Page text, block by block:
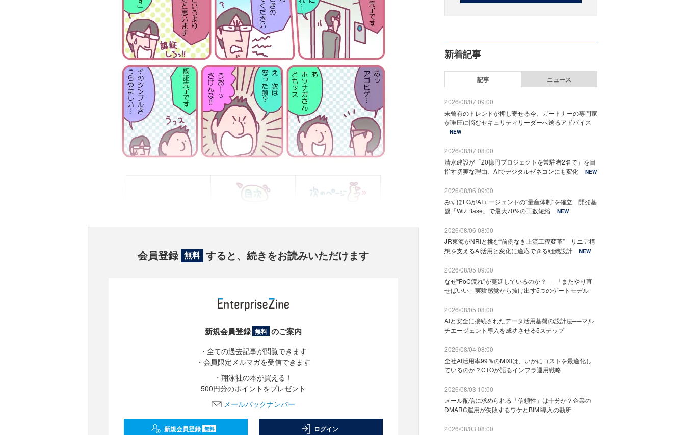
会員登録 無料 すると、続きをお読みいただけます
新規会員登録 無料 のご案内
・全ての過去記事が閲覧できます
・会員限定メルマガを受信できます
・翔泳社の本が買える！
500円分のポイントをプレゼント
メールバックナンバー
新規会員登録 無料 ログイン
新着記事
記事 ニュース
2026/08/07 09:00
未曾有のトレンドが押し寄せる今、ガートナーの専門家
が重圧に悩むセキュリティリーダーへ送るアドバイス
NEW
2026/08/07 08:00
清水建設が「20億円プロジェクトを常駐者2名で」を目
指す切実な理由、AIでデジタルゼネコンにも変化
NEW
2026/08/06 09:00
みずほFGがAIエージェントの“量産体制”を確立 開発基
盤「Wiz Base」で最大70%の工数短縮
NEW
2026/08/06 08:00
JR東海がNRIと挑む“前例なき上流工程変革” リニア構
想を支えるAI活用と変化に適応できる組織設計
NEW
2026/08/05 09:00
なぜ“PoC疲れ”が蔓延しているのか？──「またやり直
せばいい」実験感覚から抜け出す5つのゲートモデル
2026/08/05 08:00
AIと安全に接続されたデータ活用基盤の設計法──マル
チエージェント導入を成功させる5ステップ
2026/08/04 08:00
全社AI活用率99％のMIXIは、いかにコストを最適化し
ているのか？CTOが語るインフラ運用戦略
2026/08/03 10:00
メール配信に求められる「信頼性」は十分か？企業の
DMARC運用が失敗するワケとBIMI導入の勘所
2026/08/03 08:00